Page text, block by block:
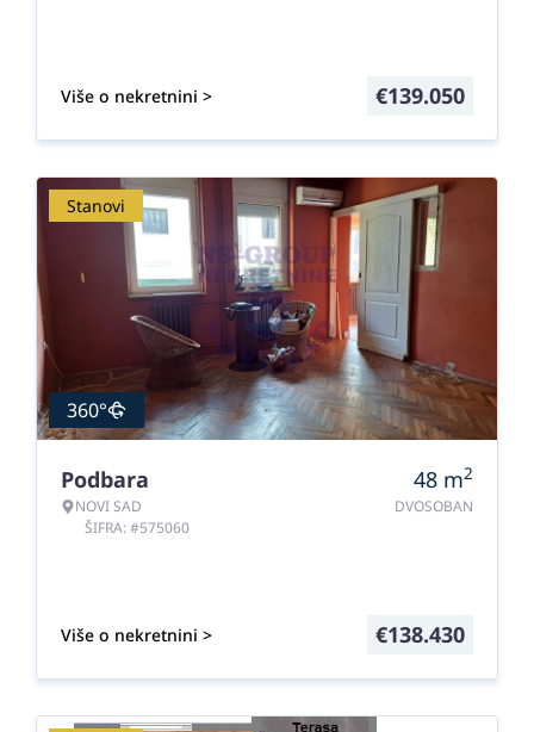
Više o nekretnini > €139.050
Stanovi
360°
Podbara
NOVI SAD
ŠIFRA: #575060
48 m2
DVOSOBAN
Više o nekretnini > €138.430